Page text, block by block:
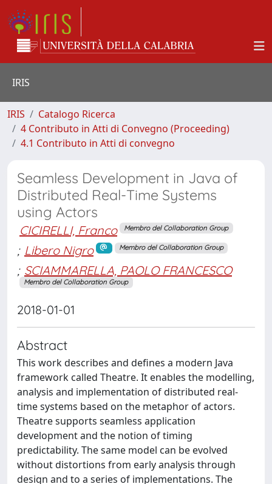
IRIS
IRIS
Catalogo Ricerca
4 Contributo in Atti di Convegno (Proceeding)
4.1 Contributo in Atti di convegno
Seamless Development in Java of
Distributed Real-Time Systems
using Actors
CICIRELLI, Franco Membro del Collaboration Group
; Libero Nigro Membro del Collaboration Group
; SCIAMMARELLA, PAOLO FRANCESCO
Membro del Collaboration Group
2018-01-01
Abstract
This work describes and defines a modern Java
framework called Theatre. It enables the modelling,
analysis and implementation of distributed real-
time systems based on the metaphor of actors.
Theatre supports seamless application
development and the notion of timing
predictability. The same model can be evolved
without distortions from early analysis through
design and to a series of implementations. The